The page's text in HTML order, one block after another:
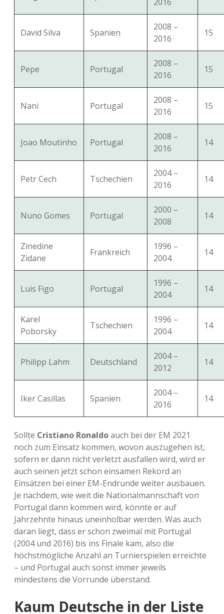
David Silva Spanien
2008 –
2016
15
Pepe Portugal
2008 –
2016
15
Nani Portugal
2008 –
2016
15
Joao Moutinho Portugal
2008 –
2016
14
Petr Cech Tschechien
2004 –
2016
14
Nuno Gomes Portugal
2000 –
2008
14
Zinedine
Zidane
Frankreich
1996 –
2004
14
Luis Figo Portugal
1996 –
2004
14
Karel
Poborsky
Tschechien
1996 –
2004
14
Philipp Lahm Deutschland
2004 –
2012
14
Iker Casillas Spanien
2004 –
2016
14
Sollte Cristiano Ronaldoauch bei der EM 2021
noch zum Einsatz kommen, wovon auszugehen ist,
sofern er dann nicht verletzt ausfallen wird, wird er
auch seinen jetzt schon einsamen Rekord an
Einsätzen bei einer EM-Endrunde weiter ausbauen.
Je nachdem, wie weit die Nationalmannschaft von
Portugal dann kommen wird, könnte er auf
Jahrzehnte hinaus uneinholbar werden. Was auch
daran liegt, dass er schon zweimal mit Portugal
(2004 und 2016) bis ins Finale kam, also die
höchstmögliche Anzahl an Turnierspielen erreichte
– und Portugal auch sonst immer jeweils
mindestens die Vorrunde überstand.
Kaum Deutsche in der Liste